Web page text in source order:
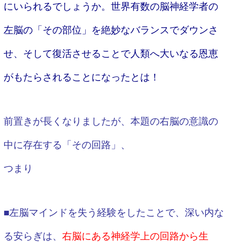
にいられるでしょうか。世界有数の脳神経学者の
左脳の「その部位」を絶妙なバランスでダウンさ
せ、そして復活させることで人類へ大いなる恩恵
がもたらされることになったとは！
前置きが長くなりましたが、本題の右脳の意識の
中に存在する「その回路」、
つまり
■左脳マインドを失う経験をしたことで、深い内な
る安らぎは、 右脳にある神経学上の回路から生